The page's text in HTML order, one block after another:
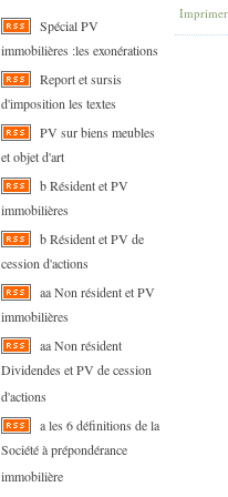
Spécial PV
immobilières :les exonérations
Report et sursis
d'imposition les textes
PV sur biens meubles
et objet d'art
b Résident et PV
immobilières
b Résident et PV de
cession d'actions
aa Non résident et PV
immobilières
aa Non résident
Dividendes et PV de cession
d'actions
a les 6 définitions de la
Société à prépondérance
immobilière
Imprimer